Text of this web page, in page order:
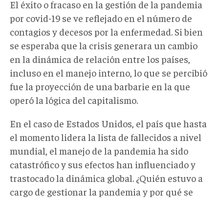
El éxito o fracaso en la gestión de la pandemia
por covid-19 se ve reflejado en el número de
contagios y decesos por la enfermedad. Si bien
se esperaba que la crisis generara un cambio
en la dinámica de relación entre los países,
incluso en el manejo interno, lo que se percibió
fue la proyección de una barbarie en la que
operó la lógica del capitalismo.
En el caso de Estados Unidos, el país que hasta
el momento lidera la lista de fallecidos a nivel
mundial, el manejo de la pandemia ha sido
catastrófico y sus efectos han influenciado y
trastocado la dinámica global. ¿Quién estuvo a
cargo de gestionar la pandemia y por qué se